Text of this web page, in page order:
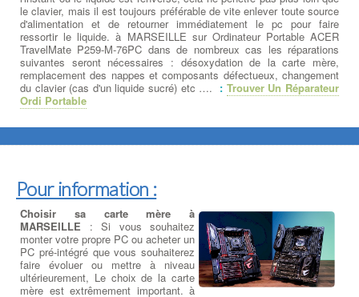
le clavier, mais il est toujours préférable de vite enlever toute source
d'alimentation et de retourner immédiatement le pc pour faire
ressortir le liquide. à MARSEILLE sur Ordinateur Portable ACER
TravelMate P259-M-76PC dans de nombreux cas les réparations
suivantes seront nécessaires : désoxydation de la carte mère,
remplacement des nappes et composants défectueux, changement
du clavier (cas d'un liquide sucré) etc …. : Trouver Un Réparateur
Ordi Portable
Pour information :
Choisir sa carte mère à
MARSEILLE : Si vous souhaitez
monter votre propre PC ou acheter un
PC pré-intégré que vous souhaiterez
faire évoluer ou mettre à niveau
ultérieurement, Le choix de la carte
mère est extrêmement important. à